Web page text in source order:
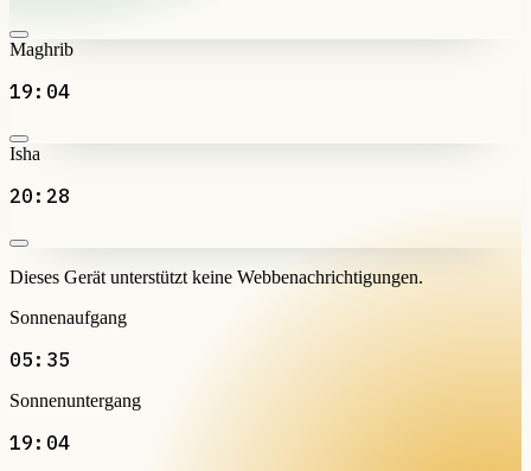
Maghrib
19:04
Isha
20:28
Dieses Gerät unterstützt keine Webbenachrichtigungen.
Sonnenaufgang
05:35
Sonnenuntergang
19:04